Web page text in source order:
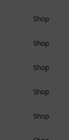
Shop
Shop
Shop
Shop
Shop